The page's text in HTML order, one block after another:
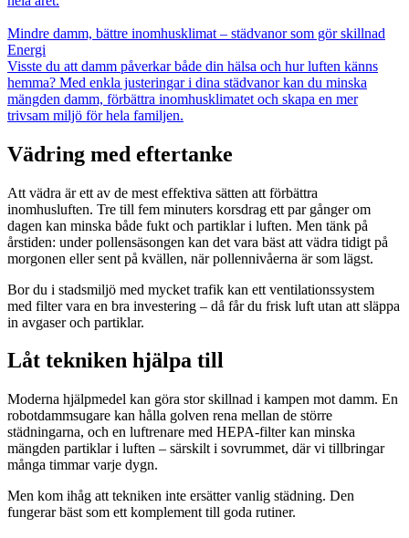
Mindre damm, bättre inomhusklimat – städvanor som gör skillnad
Energi
Visste du att damm påverkar både din hälsa och hur luften känns
hemma? Med enkla justeringar i dina städvanor kan du minska
mängden damm, förbättra inomhusklimatet och skapa en mer
trivsam miljö för hela familjen.
Vädring med eftertanke
Att vädra är ett av de mest effektiva sätten att förbättra
inomhusluften. Tre till fem minuters korsdrag ett par gånger om
dagen kan minska både fukt och partiklar i luften. Men tänk på
årstiden: under pollensäsongen kan det vara bäst att vädra tidigt på
morgonen eller sent på kvällen, när pollennivåerna är som lägst.
Bor du i stadsmiljö med mycket trafik kan ett ventilationssystem
med filter vara en bra investering – då får du frisk luft utan att släppa
in avgaser och partiklar.
Låt tekniken hjälpa till
Moderna hjälpmedel kan göra stor skillnad i kampen mot damm. En
robotdammsugare kan hålla golven rena mellan de större
städningarna, och en luftrenare med HEPA-filter kan minska
mängden partiklar i luften – särskilt i sovrummet, där vi tillbringar
många timmar varje dygn.
Men kom ihåg att tekniken inte ersätter vanlig städning. Den
fungerar bäst som ett komplement till goda rutiner.